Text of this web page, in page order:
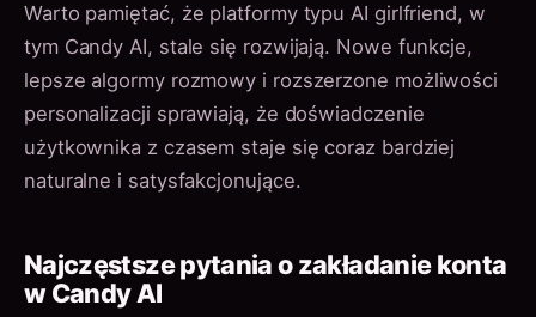
Warto pamiętać, że platformy typu AI girlfriend, w
tym Candy AI, stale się rozwijają. Nowe funkcje,
lepsze algormy rozmowy i rozszerzone możliwości
personalizacji sprawiają, że doświadczenie
użytkownika z czasem staje się coraz bardziej
naturalne i satysfakcjonujące.
Najczęstsze pytania o zakładanie konta
w Candy AI